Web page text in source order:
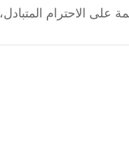
على الاحترام